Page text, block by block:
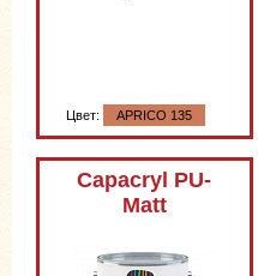
Цвет: APRICO 135
Capacryl PU-
Matt